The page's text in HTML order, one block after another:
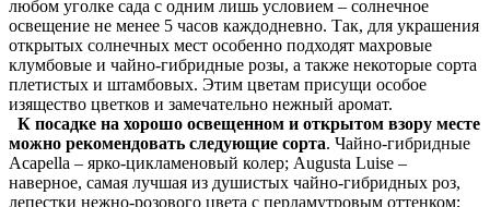
любом уголке сада с одним лишь условием – солнечное
освещение не менее 5 часов каждодневно. Так, для украшения
открытых солнечных мест особенно подходят махровые
клумбовые и чайно-гибридные розы, а также некоторые сорта
плетистых и штамбовых. Этим цветам присущи особое
изящество цветков и замечательно нежный аромат.
К посадке на хорошо освещенном и открытом взору месте
можно рекомендовать следующие сорта. Чайно-гибридные
Acapella – ярко-цикламеновый колер; Augusta Luise –
наверное, самая лучшая из душистых чайно-гибридных роз,
лепестки нежно-розового цвета с перламутровым оттенком;